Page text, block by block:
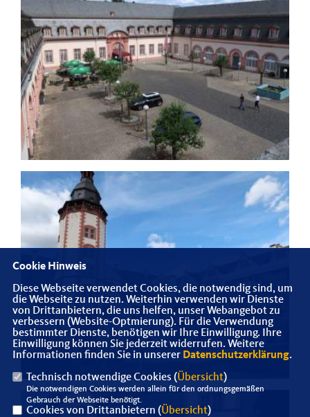
Cookie Hinweis
Diese Webseite verwendet Cookies, die notwendig sind, um
die Webseite zu nutzen. Weiterhin verwenden wir Dienste
von Drittanbietern, die uns helfen, unser Webangebot zu
verbessern (Website-Optmierung). Für die Verwendung
bestimmter Dienste, benötigen wir Ihre Einwilligung. Ihre
Einwilligung können Sie jederzeit widerrufen. Weitere
Informationen finden Sie in unserer Datenschutzerklärung.
Technisch notwendige Cookies (Übersicht)
Die notwendigen Cookies werden allein für den ordnungsgemäßen
Gebrauch der Webseite benötigt.
Cookies von Drittanbietern (Übersicht)